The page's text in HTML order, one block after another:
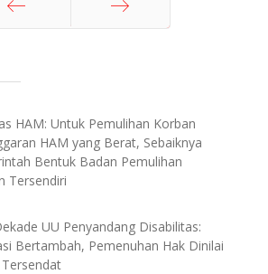
HAM: Untuk Pemulihan Korban
HAM yang Berat, Sebaiknya
Bentuk Badan Pemulihan
Tersendiri
UU Penyandang Disabilitas:
Bertambah, Pemenuhan Hak Dinilai